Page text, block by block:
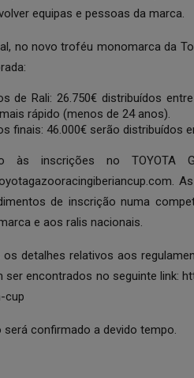
equipas e pessoas da marca.
no novo troféu monomarca da
de Rali: 26.750€ distribuídos
rápido (menos de 24 anos).
finais: 46.000€ serão distribuídos
às inscrições no TOYOTA
de inscrição numa
e aos ralis nacionais.
os detalhes relativos aos
ser encontrados no seguinte link:
cup
será confirmado a devido tempo.